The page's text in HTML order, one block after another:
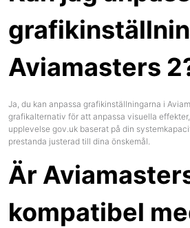
Aviamasters
Ja, du kan anpassa grafikinställningarna i
grafikalternativ för att anpassa visuella
upplevelse gov.uk baserat på din
prestanda justerad till dina önskemål.
Är
kompatibel